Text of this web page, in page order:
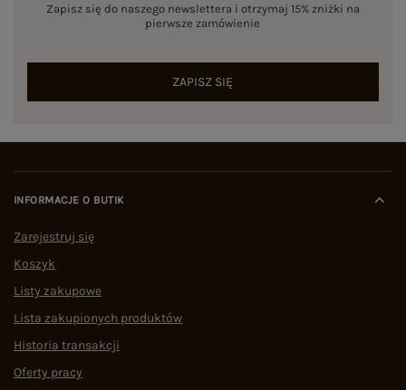
Zapisz się do naszego newslettera i otrzymaj 15% zniżki na
pierwsze zamówienie
ZAPISZ SIĘ
INFORMACJE O BUTIK
Zarejestruj się
Koszyk
Listy zakupowe
Lista zakupionych produktów
Historia transakcji
Oferty pracy